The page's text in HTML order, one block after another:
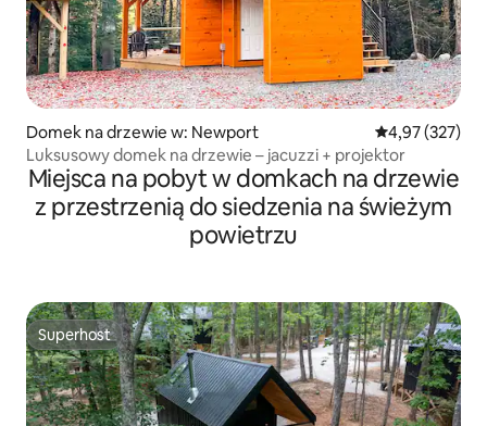
Domek na drzewie w: Newport Średnia
4,97 (327)
Luksusowy domek na drzewie – jacuzzi + projektor
Miejsca na pobyt w domkach na drzewie
z przestrzenią do siedzenia na świeżym
powietrzu
Superhost
Superhost